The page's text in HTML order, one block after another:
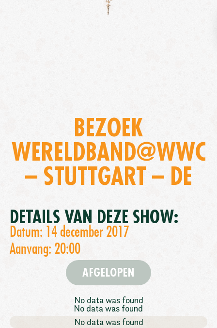
BEZOEK
WERELDBAND@WWC
– STUTTGART – DE
DETAILS VAN DEZE SHOW:
Datum: 14 december 2017
Aanvang: 20:00
AFGELOPEN
No data was found
No data was found
No data was found